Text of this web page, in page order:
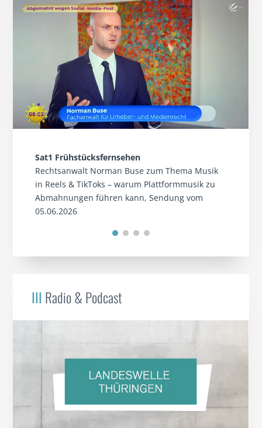
Sat1 Frühstücksfernsehen
Rechtsanwalt Norman Buse zum Thema Musik
in Reels & TikToks – warum Plattformmusik zu
Abmahnungen führen kann, Sendung vom
05.06.2026
III Radio & Podcast